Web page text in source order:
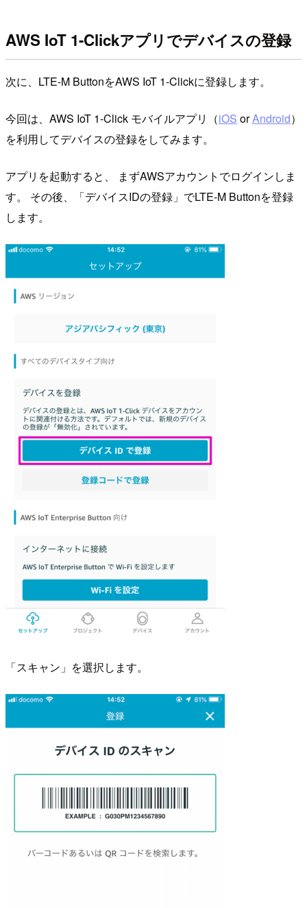
AWS IoT 1-Clickアプリでデバイスの登録
次に、LTE-M ButtonをAWS IoT 1-Clickに登録します。
今回は、AWS IoT 1-Click モバイルアプリ（iOS orAndroid）
を利用してデバイスの登録をしてみます。
アプリを起動すると、 まずAWSアカウントでログインしま
す。 その後、「デバイスIDの登録」でLTE-M Buttonを登録
します。
「スキャン」を選択します。